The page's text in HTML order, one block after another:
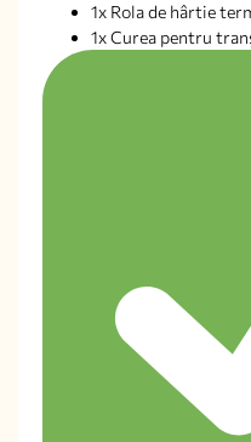
1x Rola de hârtie
1x Curea pentru